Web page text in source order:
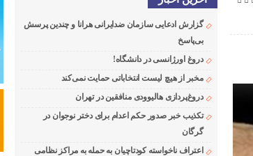
گزارش ادعایی سازمان ضدایرانی هرانا و چندین پرسش
بی‌پاسخ
دروغ اورژانسی در دانشگاه!
مخبر از هیچ لیست انتخاباتی حمایت نمی‌کند
دروغ‌پردازی هالیوودی منافقین در تهران
تکذیب خبر صدور حکم اعدام برای دختر نوجوان در
گرگان
اعتراف ناخواسته کودتاچیان به حمله به مراکز نظامی